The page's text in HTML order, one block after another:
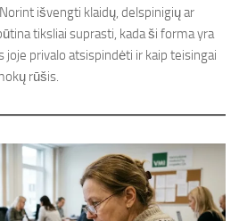
išvengti klaidų, delspinigių ar
tiksliai suprasti, kada ši forma yra
joje privalo atsispindėti ir kaip teisingai
rūšis.